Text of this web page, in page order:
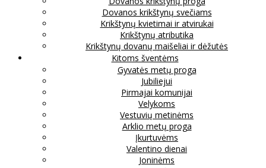
Dovanos krikštynų svečiams
Krikštynų kvietimai ir atvirukai
Krikštynų atributika
Krikštynų dovanų maišeliai ir dėžutės
Kitoms šventėms
Gyvatės metų proga
Jubiliejui
Pirmajai komunijai
Velykoms
Vestuvių metinėms
Arklio metų proga
Įkurtuvėms
Valentino dienai
Joninėms